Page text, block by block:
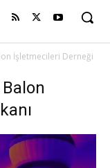
İşletmecileri Derneği